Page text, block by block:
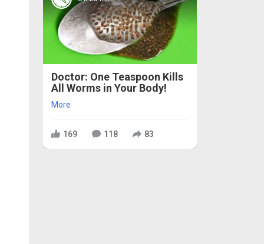
Doctor: One Teaspoon Kills
All Worms in Your Body!
More
169 118 83